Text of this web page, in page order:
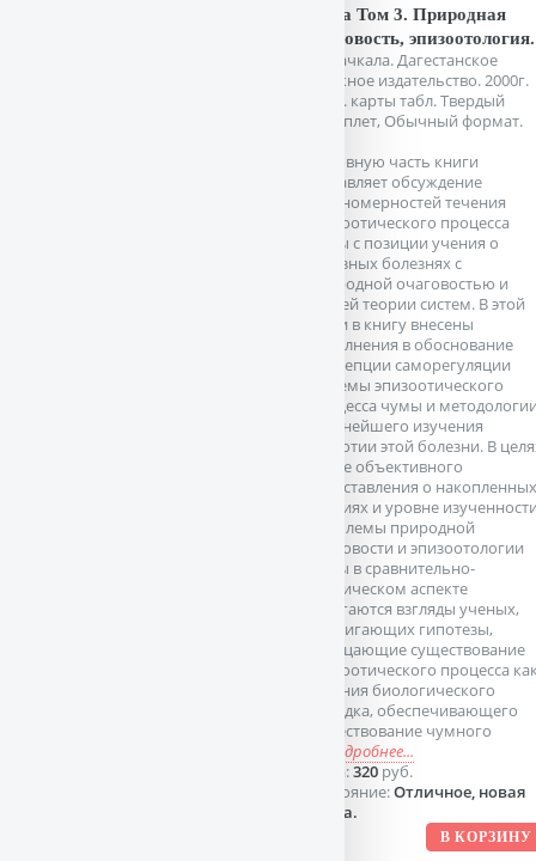
Чума Том 3. Природная
очаговость, эпизоотология.
Махачкала. Дагестанское
книжное издательство. 2000г.
304 с. карты табл. Твердый
переплет, Обычный формат.
Основную часть книги
составляет обсуждение
закономерностей течения
эпизоотического процесса
чумы с позиции учения о
заразных болезнях с
природной очаговостью и
общей теории систем. В этой
связи в книгу внесены
дополнения в обоснование
концепции саморегуляции
системы эпизоотического
процесса чумы и
дальнейшего изучения
энзоотии этой болезни. В
более объективного
представления о накопленных
знаниях и уровне
проблемы природной
очаговости и эпизоотологии
чумы в сравнительно-
критическом аспекте
излагаются взгляды ученых,
выдвигающих гипотезы,
отрицающие существование
эпизоотического процесса
явления биологического
порядка, обеспечивающего
существование чумного
подробнее...
Цена:320руб.
Состояние:Отличное, новая
книга.